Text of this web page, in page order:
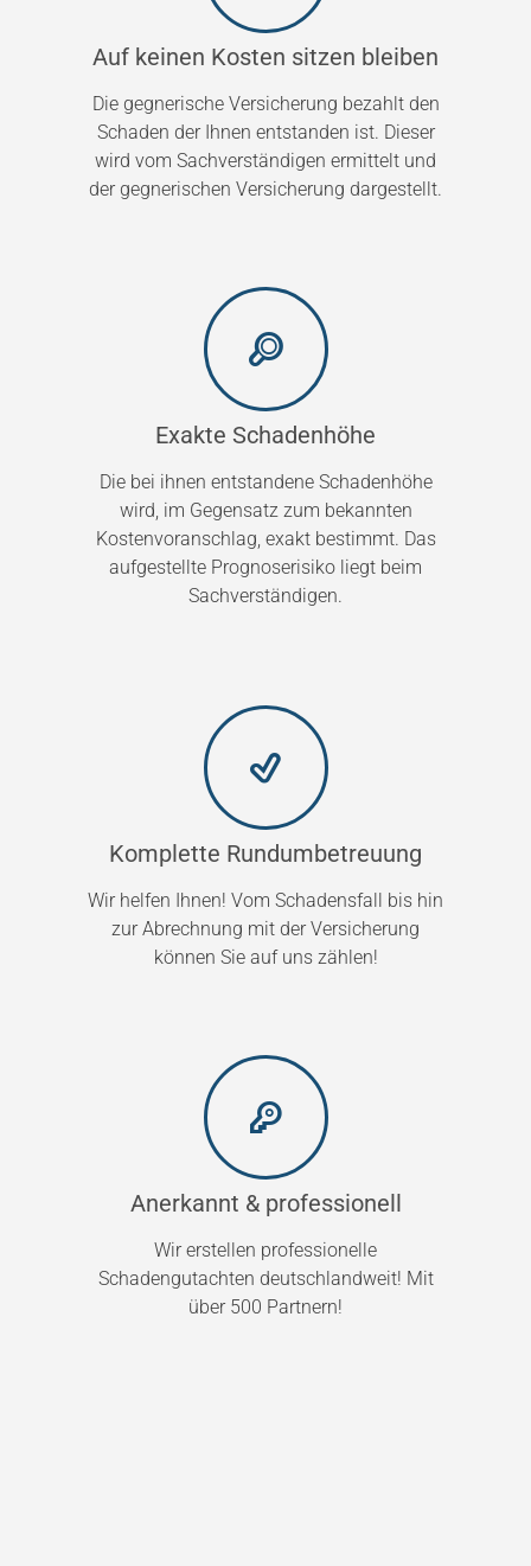
Auf keinen Kosten sitzen bleiben
Die gegnerische Versicherung bezahlt den
Schaden der Ihnen entstanden ist. Dieser
wird vom Sachverständigen ermittelt und
der gegnerischen Versicherung dargestellt.
Exakte Schadenhöhe
Die bei ihnen entstandene Schadenhöhe
wird, im Gegensatz zum bekannten
Kostenvoranschlag, exakt bestimmt. Das
aufgestellte Prognoserisiko liegt beim
Sachverständigen.
Komplette Rundumbetreuung
Wir helfen Ihnen! Vom Schadensfall bis hin
zur Abrechnung mit der Versicherung
können Sie auf uns zählen!
Anerkannt & professionell
Wir erstellen professionelle
Schadengutachten deutschlandweit! Mit
über 500 Partnern!